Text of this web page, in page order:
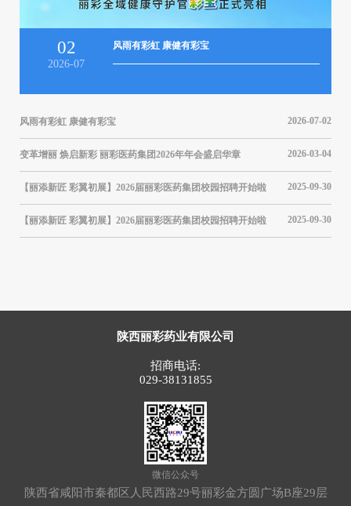
02
2026-07
风雨有彩虹 康健有彩宝
风雨有彩虹 康健有彩宝 2026-07-02
变革增丽 焕启新彩 丽彩医药集团2026年年会盛启华章 2026-03-04
【丽添新匠 彩翼初展】2026届丽彩医药集团校园招聘开始啦 2025-09-30
【丽添新匠 彩翼初展】2026届丽彩医药集团校园招聘开始啦 2025-09-30
陕西丽彩药业有限公司
招商电话:
029-38131855
微信公众号
陕西省咸阳市秦都区人民西路29号丽彩金方圆广场B座29层